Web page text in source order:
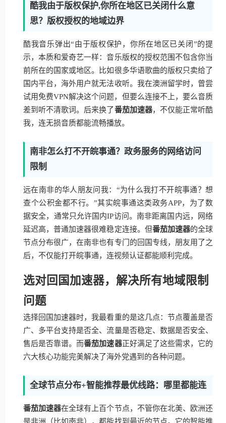
酷我由于版权保护,你所在地区已关闭什么意
思？版权授权的地域边界
酷我音乐弹出“由于版权保护，你所在地区已关闭”的提
示，本质和爱奇艺一样：音乐版权的授权范围不包含你当
前所在的国家或地区。比如很多华语歌曲的版权只卖给了
国内平台，海外用户就无法收听。我在澳洲留学时，曾尝
试用免费VPN解决这个问题，但要么连接不上，要么音质
差到听不清歌词。后来换了番茄加速器，不仅能正常听酷
我，连无损音质都能流畅播放。
南非怎么打不开皖事通？政务服务的网络访问
限制
远在南非的华人朋友问我：“为什么我打不开皖事通？想
查个公积金都不行。”其实皖事通这类政务APP，为了数
据安全，通常只允许国内IP访问。南非距离国内远，网络
延迟高，普通加速器很难稳定连接。但番茄加速器的全球
节点分布很广，在南非也有专门的回国专线，朋友用了之
后，不仅能打开皖事通，连视频认证都能顺利完成。
选对回国加速器，解决所有地域限制
问题
选择回国加速器时，我最看重的是这几点：节点覆盖是否
广、多平台支持是否全、流量是否稳定、数据是否安全、
售后是否靠谱。而番茄加速器正好满足了这些需求，它的
六大核心功能完美解决了海外党遇到的各种问题。
全球节点分布+智能推荐最优线路：哪里都能连
番茄加速器在全球有上百个节点，不管你在北美、欧洲还